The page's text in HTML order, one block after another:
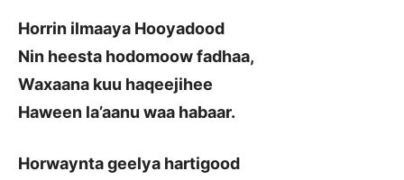
Horrin ilmaaya Hooyadood
Nin heesta hodomoow fadhaa,
Waxaana kuu haqeejihee
Haween la’aanu waa habaar.
Horwaynta geelya hartigood